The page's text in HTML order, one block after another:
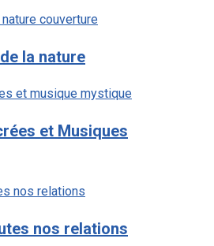
la nature
et Musiques
nos relations